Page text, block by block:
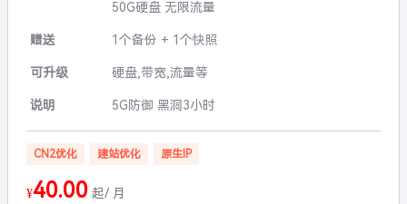
50G硬盘 无限流量
赠送 1个备份 + 1个快照
可升级 硬盘,带宽,流量等
说明 5G防御 黑洞3小时
CN2优化 建站优化 原生IP
¥40.00 起/ 月